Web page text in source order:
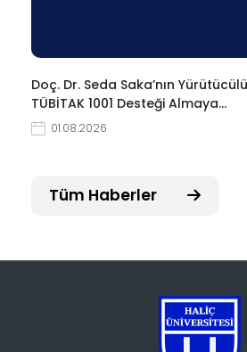
Doç. Dr. Seda Saka’nın
TÜBİTAK 1001 Desteği Almaya…
01.08.2026
Tüm Haberler